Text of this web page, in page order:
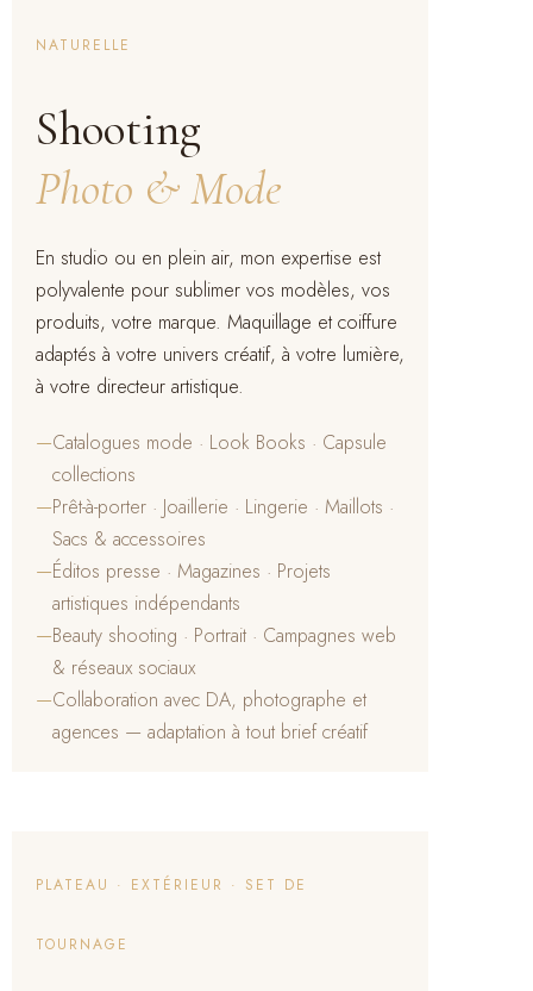
NATURELLE
Shooting
Photo & Mode
En studio ou en plein air, mon expertise est
polyvalente pour sublimer vos modèles, vos
produits, votre marque. Maquillage et coiffure
adaptés à votre univers créatif, à votre lumière,
à votre directeur artistique.
—Catalogues mode · Look Books · Capsule
collections
—Prêt-à-porter · Joaillerie · Lingerie · Maillots ·
Sacs & accessoires
—Éditos presse · Magazines · Projets
artistiques indépendants
—Beauty shooting · Portrait · Campagnes web
& réseaux sociaux
—Collaboration avec DA, photographe et
agences — adaptation à tout brief créatif
PLATEAU · EXTÉRIEUR · SET DE
TOURNAGE